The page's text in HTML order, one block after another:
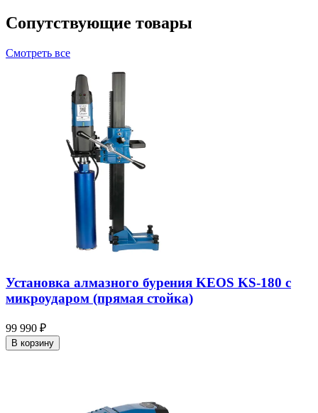
Сопутствующие товары
Смотреть все
Установка алмазного бурения KEOS KS-180 с
микроударом (прямая стойка)
99 990 ₽
В корзину